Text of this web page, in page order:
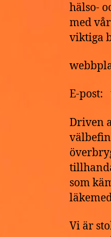
hälso-
med
viktiga
E-post:
Driven
som
Vi är